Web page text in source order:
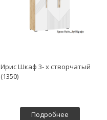
Ирис Шкаф 3- х створчатый
(1350)
Подробнее